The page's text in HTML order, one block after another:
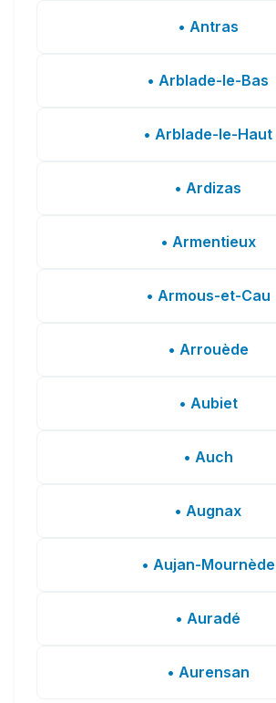
• Antras
• Arblade-le-Bas
• Arblade-le-Haut
• Ardizas
• Armentieux
• Armous-et-Cau
• Arrouède
• Aubiet
• Auch
• Augnax
• Aujan-Mournède
• Auradé
• Aurensan